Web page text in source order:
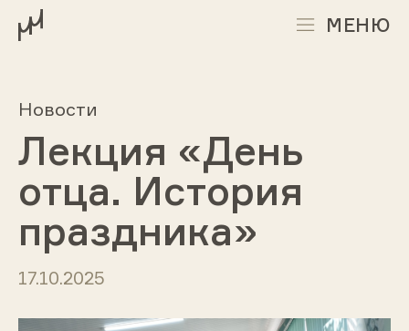
МЕНЮ
Новости
Лекция «День
отца. История
праздника»
17.10.2025